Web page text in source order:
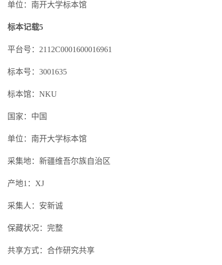
单位：南开大学标本馆
标本记载5
平台号：2112C0001600016961
标本号：3001635
标本馆：NKU
国家：中国
单位：南开大学标本馆
采集地：新疆维吾尔族自治区
产地1：XJ
采集人：安新诚
保藏状况：完整
共享方式：合作研究共享